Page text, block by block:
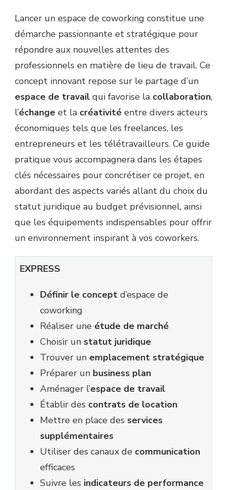
Lancer un espace de coworking constitue une
démarche passionnante et stratégique pour
répondre aux nouvelles attentes des
professionnels en matière de lieu de travail. Ce
concept innovant repose sur le partage d’un
espace de travail qui favorise la collaboration,
l’échange et la créativité entre divers acteurs
économiques tels que les freelances, les
entrepreneurs et les télétravailleurs. Ce guide
pratique vous accompagnera dans les étapes
clés nécessaires pour concrétiser ce projet, en
abordant des aspects variés allant du choix du
statut juridique au budget prévisionnel, ainsi
que les équipements indispensables pour offrir
un environnement inspirant à vos coworkers.
EXPRESS
Définir le concept d’espace de
coworking
Réaliser une étude de marché
Choisir un statut juridique
Trouver un emplacement stratégique
Préparer un business plan
Aménager l’espace de travail
Établir des contrats de location
Mettre en place des services
supplémentaires
Utiliser des canaux de communication
efficaces
Suivre les indicateurs de performance